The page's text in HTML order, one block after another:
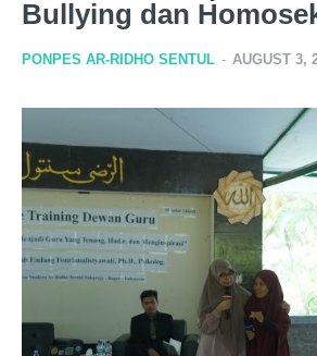
Bullying dan
PONPES AR-RIDHO SENTUL - AUGUST 3,